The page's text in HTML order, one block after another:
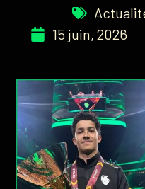
15 juin, 2026